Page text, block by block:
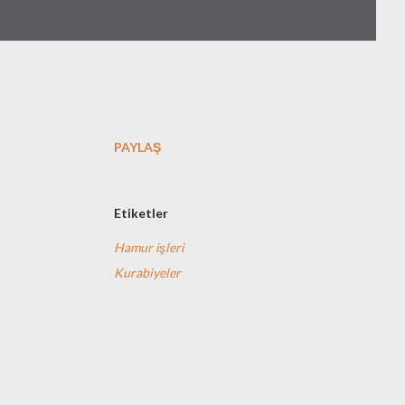
PAYLAŞ
Etiketler
Hamur işleri
Kurabiyeler